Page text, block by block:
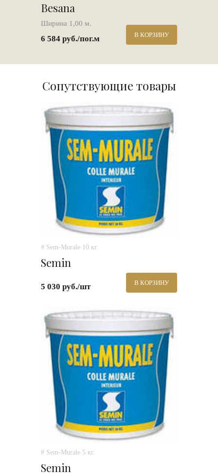
Besana
Ширина 1,00 м.
6 584 руб./пог.м В КОРЗИНУ
Сопутствующие товары
# Sem-Murale 10 кг.
Semin
5 030 руб./шт В КОРЗИНУ
# Sem-Murale 5 кг.
Semin